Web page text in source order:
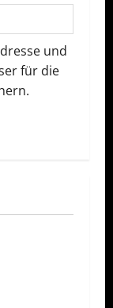
und
für die